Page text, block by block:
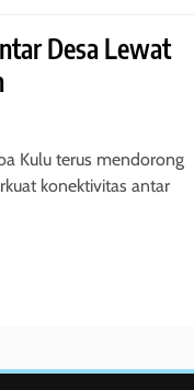
Desa Lewat
Kulu terus mendorong
konektivitas antar